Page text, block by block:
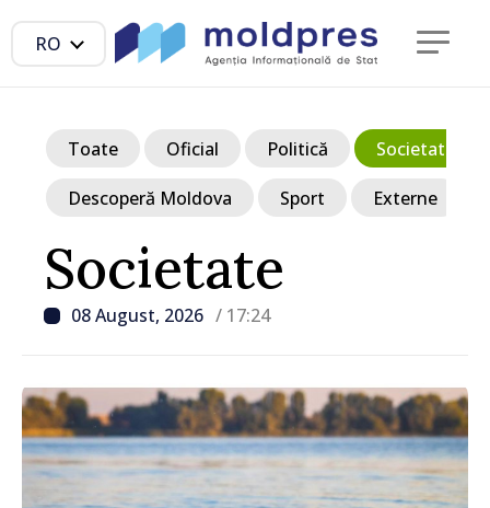
RO
Societate
08 August, 2026 / 17:24
Toate Oficial Politică Societate
Descoperă Moldova Sport Externe